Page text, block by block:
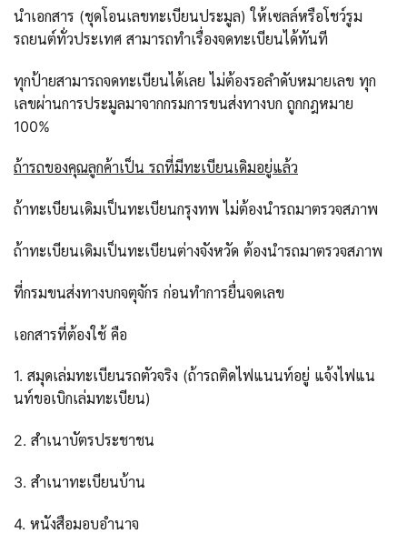
นำเอกสาร (ชุดโอนเลขทะเบียนประมูล) ให้เซลล์หรือโชว์รูม
รถยนต์ทั่วประเทศ สามารถทำเรื่องจดทะเบียนได้ทันที
ทุกป้ายสามารถจดทะเบียนได้เลย ไม่ต้องรอลำดับหมายเลข ทุก
เลขผ่านการประมูลมาจากกรมการขนส่งทางบก ถูกกฎหมาย
100%
ถ้ารถของคุณลูกค้าเป็น รถที่มีทะเบียนเดิมอยู่แล้ว
ถ้าทะเบียนเดิมเป็นทะเบียนกรุงทพ ไม่ต้องนำรถมาตรวจสภาพ
ถ้าทะเบียนเดิมเป็นทะเบียนต่างจังหวัด ต้องนำรถมาตรวจสภาพ
ที่กรมขนส่งทางบกจตุจักร ก่อนทำการยื่นจดเลข
เอกสารที่ต้องใช้ คือ
1. สมุดเล่มทะเบียนรถตัวจริง (ถ้ารถติดไฟแนนท์อยู่ แจ้งไฟแน
นท์ขอเบิกเล่มทะเบียน)
2. สำเนาบัตรประชาชน
3. สำเนาทะเบียนบ้าน
4. หนังสือมอบอำนาจ